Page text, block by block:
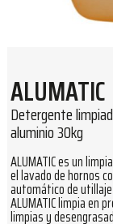
ALUMATIC
Detergente
aluminio 30kg
ALUMATIC es un
el lavado de hornos
automático de
ALUMATIC limpia en
limpias y